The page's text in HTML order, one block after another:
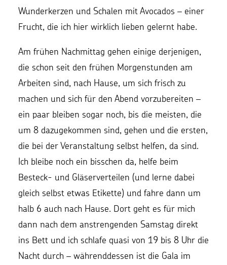
Wunderkerzen und Schalen mit Avocados – einer
Frucht, die ich hier wirklich lieben gelernt habe.
Am frühen Nachmittag gehen einige derjenigen,
die schon seit den frühen Morgenstunden am
Arbeiten sind, nach Hause, um sich frisch zu
machen und sich für den Abend vorzubereiten –
ein paar bleiben sogar noch, bis die meisten, die
um 8 dazugekommen sind, gehen und die ersten,
die bei der Veranstaltung selbst helfen, da sind.
Ich bleibe noch ein bisschen da, helfe beim
Besteck- und Gläserverteilen (und lerne dabei
gleich selbst etwas Etikette) und fahre dann um
halb 6 auch nach Hause. Dort geht es für mich
dann nach dem anstrengenden Samstag direkt
ins Bett und ich schlafe quasi von 19 bis 8 Uhr die
Nacht durch – währenddessen ist die Gala im